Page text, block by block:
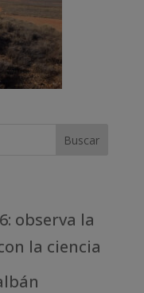
observa la
la ciencia